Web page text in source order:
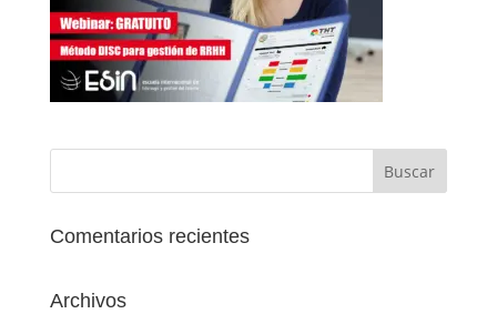
Comentarios recientes
Archivos